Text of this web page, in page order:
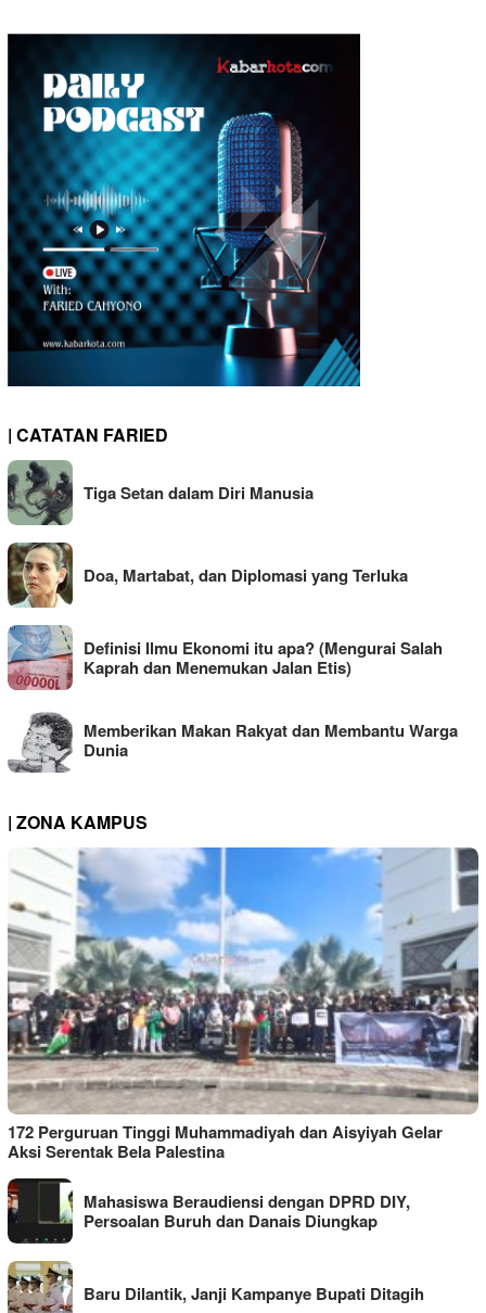
| CATATAN FARIED
Tiga Setan dalam Diri Manusia
Doa, Martabat, dan Diplomasi yang Terluka
Definisi Ilmu Ekonomi itu apa? (Mengurai Salah
Kaprah dan Menemukan Jalan Etis)
Memberikan Makan Rakyat dan Membantu Warga
Dunia
| ZONA KAMPUS
172 Perguruan Tinggi Muhammadiyah dan Aisyiyah Gelar
Aksi Serentak Bela Palestina
Mahasiswa Beraudiensi dengan DPRD DIY,
Persoalan Buruh dan Danais Diungkap
Baru Dilantik, Janji Kampanye Bupati Ditagih